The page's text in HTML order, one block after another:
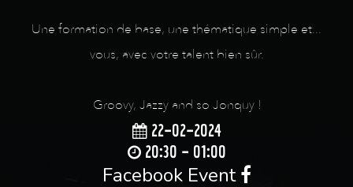
Une formation de base, une thématique simple et...
vous, avec votre talent bien sûr.
Groovy, Jazzy and so Jonquy !
22-02-2024
20:30 - 01:00
Facebook Event